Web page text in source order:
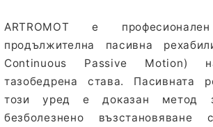
ARTROMOT е
продължителна пасивна
Continuous Passive Motion)
тазобедрена става. Пасивната
този уред е доказан метод
безболезнено възстановяване